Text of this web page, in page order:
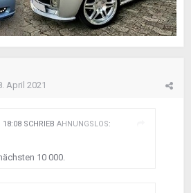
April 2021
SCHRIEB AHNUNGSLOS:
10 000.